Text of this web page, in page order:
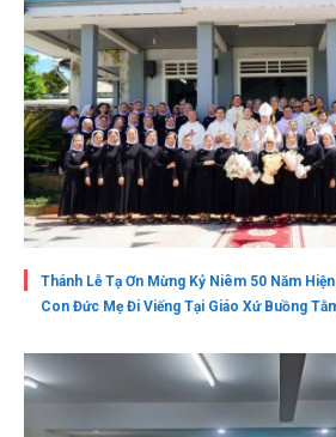
Thánh Lễ Tạ Ơn Mừng Kỷ Niêm 50 Năm
Con Đức Mẹ Đi Viếng Tại Giáo Xứ Buồng